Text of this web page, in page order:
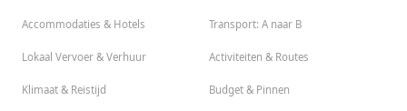
Accommodaties & Hotels Transport: A naar B
Lokaal Vervoer & Verhuur Activiteiten & Routes
Klimaat & Reistijd Budget & Pinnen